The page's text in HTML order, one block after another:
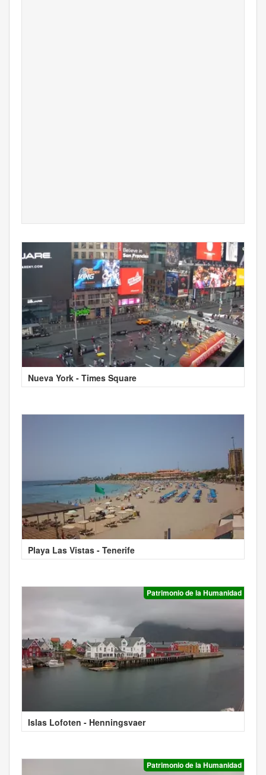
Nueva York - Times Square
Playa Las Vistas - Tenerife
Patrimonio de la Humanidad
Islas Lofoten - Henningsvaer
Patrimonio de la Humanidad